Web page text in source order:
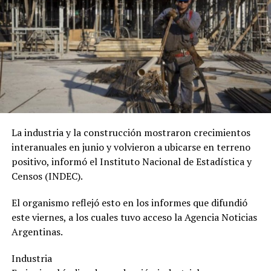
Lionel Messi ya emprendión viaje hacia Rosario para
reencontrarse con su madre, Celia Cuccittini; sus
hermanos Rodrigo, Matías y María Sol, y el resto de sus
familiares y seres queridos.
La industria y la construcción mostraron crecimientos
interanuales en junio y volvieron a ubicarse en terreno
positivo, informó el Instituto Nacional de Estadística y
Censos (INDEC).
El organismo reflejó esto en los informes que difundió
este viernes, a los cuales tuvo acceso la Agencia Noticias
Argentinas.
Industria